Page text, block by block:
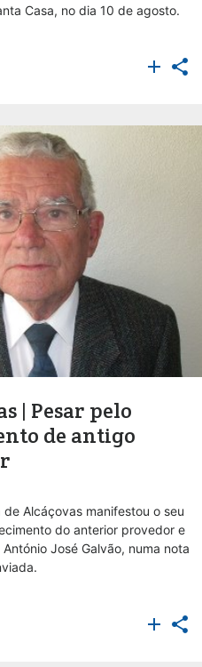
Casa, no dia 10 de agosto.
 
| Pesar pelo
de antigo
de Alcáçovas manifestou o seu
do anterior provedor e
José Galvão, numa nota
 